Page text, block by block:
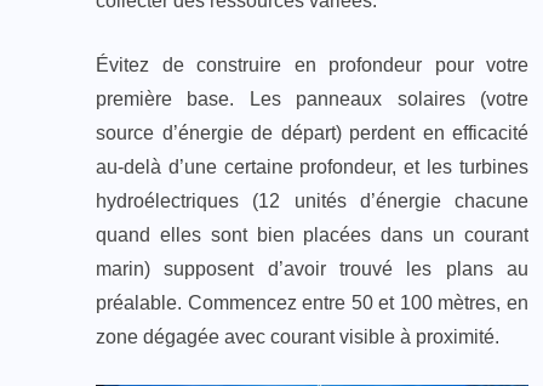
Évitez de construire en profondeur pour votre
première base. Les panneaux solaires (votre
source d’énergie de départ) perdent en efficacité
au-delà d’une certaine profondeur, et les turbines
hydroélectriques (12 unités d’énergie chacune
quand elles sont bien placées dans un courant
marin) supposent d’avoir trouvé les plans au
préalable. Commencez entre 50 et 100 mètres, en
zone dégagée avec courant visible à proximité.